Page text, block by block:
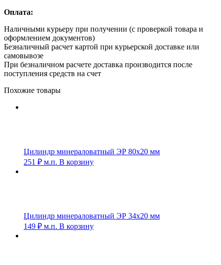
Оплата:
Наличными курьеру при получении (с проверкой товара и
оформлением документов)
Безналичный расчет картой при курьерской доставке или
самовывозе
При безналичном расчете доставка производится после
поступления средств на счет
Похожие товары
Цилиндр минераловатный ЭР 80х20 мм
251 ₽ м.п. В корзину
Цилиндр минераловатный ЭР 34х20 мм
149 ₽ м.п. В корзину